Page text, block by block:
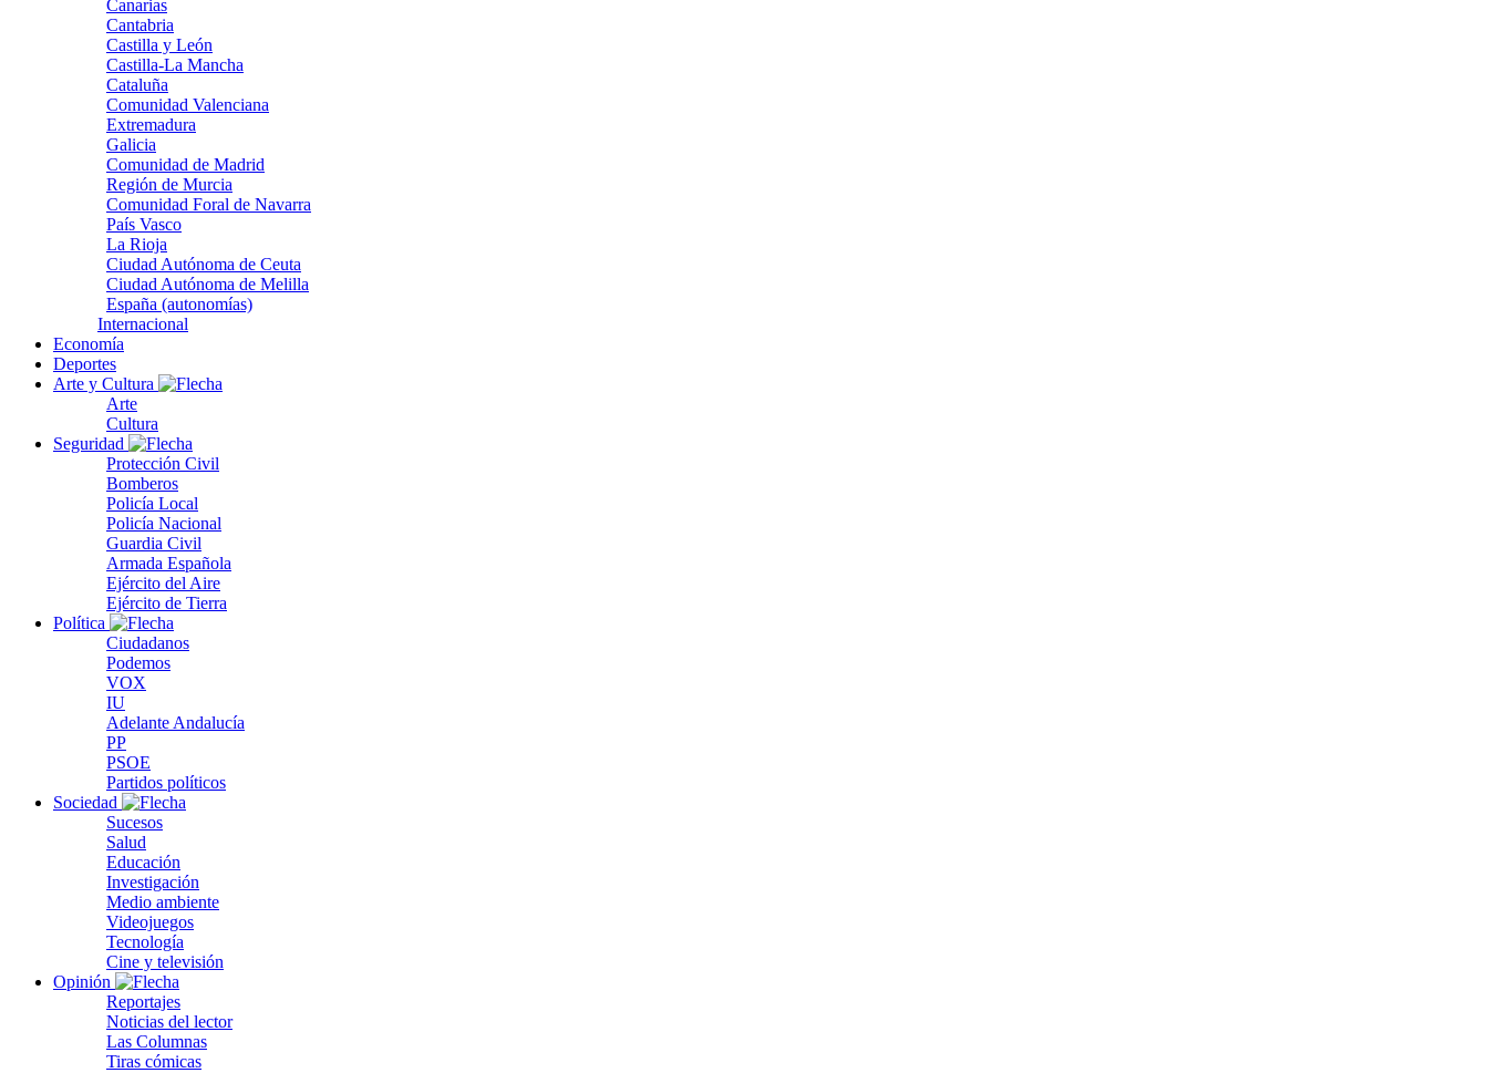
Canarias
Cantabria
Castilla y León
Castilla-La Mancha
Cataluña
Comunidad Valenciana
Extremadura
Galicia
Comunidad de Madrid
Región de Murcia
Comunidad Foral de Navarra
País Vasco
La Rioja
Ciudad Autónoma de Ceuta
Ciudad Autónoma de Melilla
España (autonomías)
Internacional
Economía
Deportes
Arte y Cultura
Arte
Cultura
Seguridad
Protección Civil
Bomberos
Policía Local
Policía Nacional
Guardia Civil
Armada Española
Ejército del Aire
Ejército de Tierra
Política
Ciudadanos
Podemos
VOX
IU
Adelante Andalucía
PP
PSOE
Partidos políticos
Sociedad
Sucesos
Salud
Educación
Investigación
Medio ambiente
Videojuegos
Tecnología
Cine y televisión
Opinión
Reportajes
Noticias del lector
Las Columnas
Tiras cómicas